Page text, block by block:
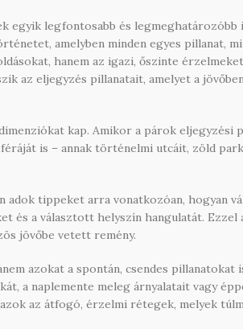
egyik legfontosabb és legmeghatározóbb
amelyben minden egyes pillanat,
hanem az igazi, őszinte
az eljegyzés pillanatait, amelyet a
kap. Amikor a párok eljegyzési
is – annak történelmi utcáit, zöld
adok tippeket arra vonatkozóan, hogyan
és a választott helyszín hangulatát. Ezzel
jövőbe vetett remény.
azokat a spontán, csendes pillanatokat
a naplemente meleg árnyalatait vagy
az átfogó, érzelmi rétegek, melyek